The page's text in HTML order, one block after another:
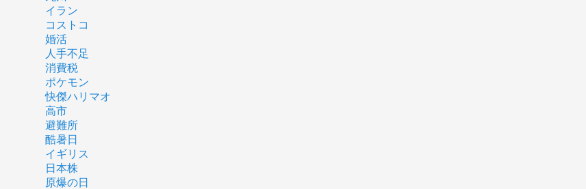
イラン
コストコ
婚活
人手不足
消費税
ポケモン
快傑ハリマオ
高市
避難所
酷暑日
イギリス
日本株
原爆の日